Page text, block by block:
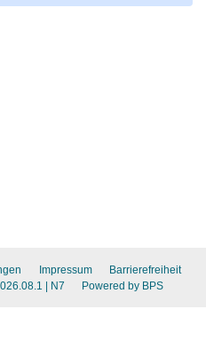
Impressum
Barrierefreiheit
| N7 Powered by BPS